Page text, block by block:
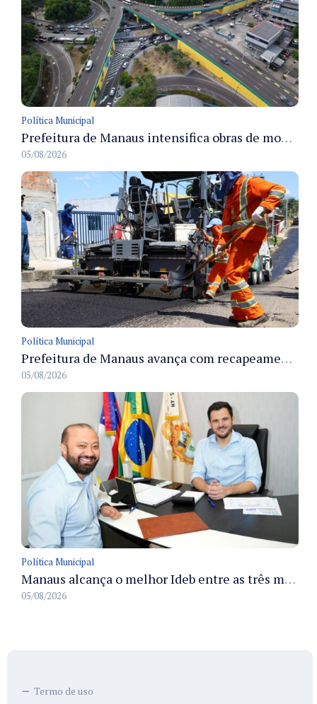
Política Municipal
Prefeitura de Manaus intensifica obras de modernização no viaduto Miguel Arraes para ampliar segurança e acessibilidade na região
05/08/2026
Política Municipal
Prefeitura de Manaus avança com recapeamento no Parque Rio Solimões e cobre cerca de 30 ruas
05/08/2026
Política Municipal
Manaus alcança o melhor Ideb entre as três maiores redes municipais do país em 2025 com avanço na aprendizagem
05/08/2026
Termo de uso